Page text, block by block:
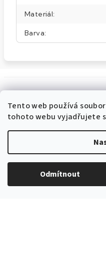
Tento web používá
tohoto webu vyjadřujete
Odmítnout
Materiál:
Barva: